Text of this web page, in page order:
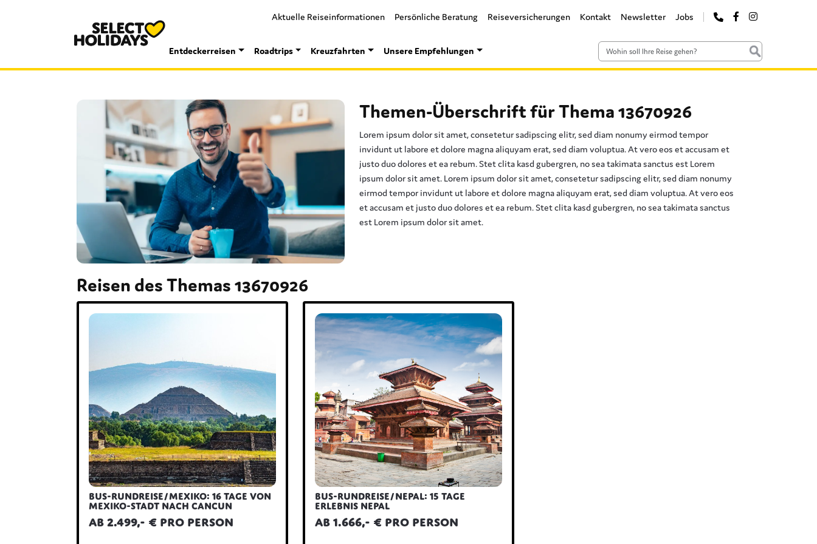
Aktuelle Reiseinformationen Persönliche Beratung Reiseversicherungen Kontakt Newsletter Jobs
Entdeckerreisen Roadtrips Kreuzfahrten Unsere Empfehlungen
Themen-Überschrift für Thema 13670926
Lorem ipsum dolor sit amet, consetetur sadipscing elitr, sed diam nonumy eirmod tempor
invidunt ut labore et dolore magna aliquyam erat, sed diam voluptua. At vero eos et accusam et
justo duo dolores et ea rebum. Stet clita kasd gubergren, no sea takimata sanctus est Lorem
ipsum dolor sit amet. Lorem ipsum dolor sit amet, consetetur sadipscing elitr, sed diam nonumy
eirmod tempor invidunt ut labore et dolore magna aliquyam erat, sed diam voluptua. At vero eos
et accusam et justo duo dolores et ea rebum. Stet clita kasd gubergren, no sea takimata sanctus
est Lorem ipsum dolor sit amet.
Reisen des Themas 13670926
Bus-Rundreise/Mexiko: 16 Tage von
Mexiko-Stadt nach Cancun
ab 2.499,- € pro Person
Bus-Rundreise/Nepal: 15 Tage
Erlebnis Nepal
ab 1.666,- € pro Person